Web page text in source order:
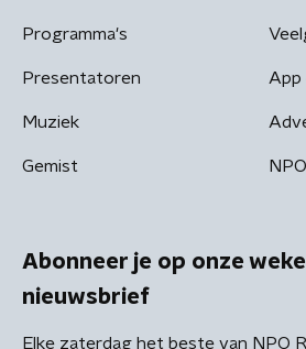
Programma's
Presentatoren
Muziek
Gemist
App
Abonneer je op onze
nieuwsbrief
Elke zaterdag het beste van NPO